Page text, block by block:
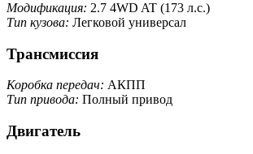
Модификация: 2.7 4WD AT (173 л.с.)
Тип кузова: Легковой универсал
Трансмиссия
Коробка передач: АКПП
Тип привода: Полный привод
Двигатель